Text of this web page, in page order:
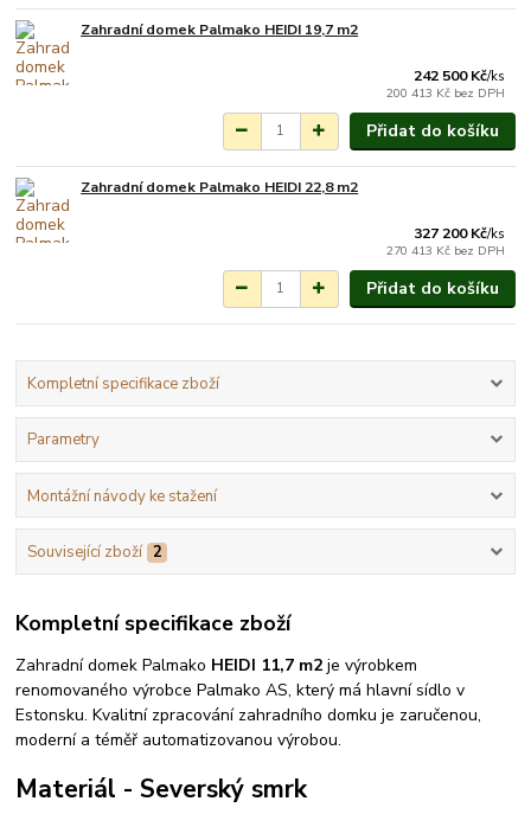
Zahradní domek Palmako HEIDI 19,7 m2
242 500 Kč/ks
200 413 Kč bez DPH
Přidat do košíku
Zahradní domek Palmako HEIDI 22,8 m2
327 200 Kč/ks
270 413 Kč bez DPH
Přidat do košíku
Kompletní specifikace zboží
Parametry
Montážní návody ke stažení
Související zboží 2
Kompletní specifikace zboží
Zahradní domek Palmako HEIDI 11,7 m2je výrobkem
renomovaného výrobce Palmako AS, který má hlavní sídlo v
Estonsku. Kvalitní zpracování zahradního domku je zaručenou,
moderní a téměř automatizovanou výrobou.
Materiál - Severský smrk